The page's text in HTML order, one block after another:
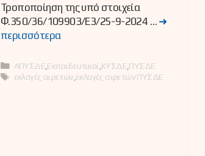
Τροποποίηση της υπό στοιχεία
Φ.350/36/109903/E3/25-9-2024 … ➜
περισσότερα
Κατηγορίες
ΑΠΥΣΔΕ Εκπαιδευτικοί ΚΥΣΔΕ ΠΥΣΔΕ
Ετικέτες
εκλογές αιρετών εκλογές αιρετών ΠΥΣΔΕ